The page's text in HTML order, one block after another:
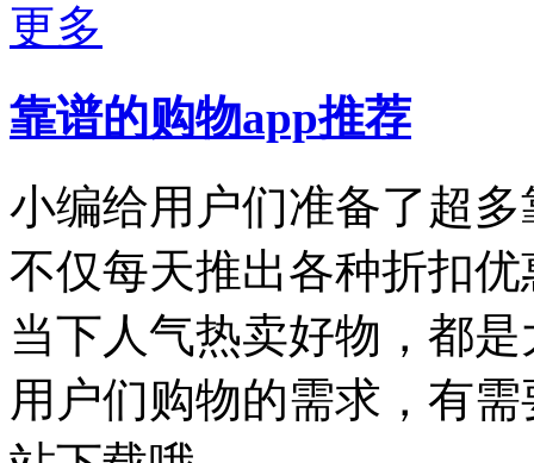
更多
靠谱的购物app推荐
小编给用户们准备了超
不仅每天推出各种折扣
当下人气热卖好物，都
用户们购物的需求，有